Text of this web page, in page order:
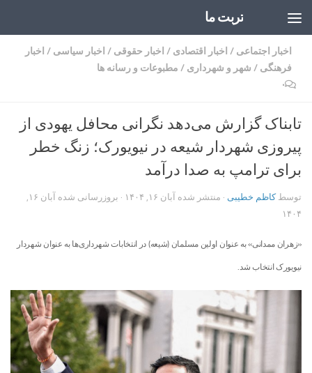
تربت ما
اخبار اجتماعی / اخبار اقتصادی / اخبار حقوقی / اخبار سیاسی / اخبار
فرهنگی / شهر و شهرداری / مطبوعات و رسانه ها
۰
تابناک گزارش می‌دهد نگرانی محافل یهودی از
پیروزی شهردار شیعه در نیویورک؛ زنگ خطر
برای ترامپ به صدا درآمد
توسطکاظم خطیبی · منتشر شده آبان ۱۶, ۱۴۰۴ · بروزرسانی شده
آبان ۱۶,
۱۴۰۴
«زهران ممدانی» به عنوان اولین مسلمان (شیعه) در انتخابات شهرداری‌ها به عنوان شهردار
نیویورک انتخاب شد.